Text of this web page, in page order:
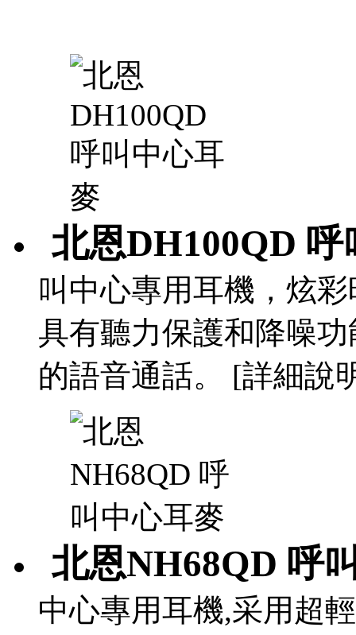
北恩DH100QD
叫中心專用耳機，炫
具有聽力保護和降噪
的語音通話。 [詳細說
北恩NH68QD 呼
中心專用耳機,采用超